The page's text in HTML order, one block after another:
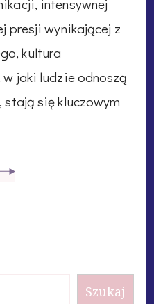
intensywnej
presji wynikającej z
kultura
jaki ludzie odnoszą
się kluczowym
Szukaj